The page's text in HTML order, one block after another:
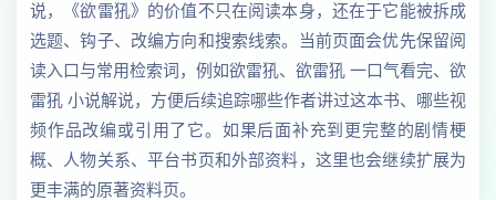
说，《欲雷犼》的价值不只在阅读本身，还在于它能被拆成
选题、钩子、改编方向和搜索线索。当前页面会优先保留阅
读入口与常用检索词，例如欲雷犼、欲雷犼 一口气看完、欲
雷犼 小说解说，方便后续追踪哪些作者讲过这本书、哪些视
频作品改编或引用了它。如果后面补充到更完整的剧情梗
概、人物关系、平台书页和外部资料，这里也会继续扩展为
更丰满的原著资料页。